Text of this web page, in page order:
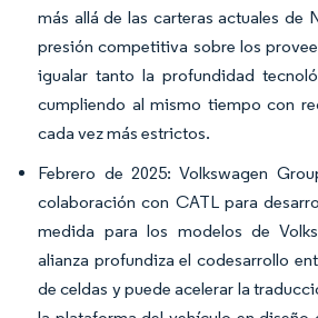
más allá de las carteras actuales de
presión competitiva sobre los
igualar tanto la profundidad
cumpliendo al mismo tiempo con
cada vez más estrictos.
Febrero de 2025: Volkswagen
colaboración con CATL para
medida para los modelos de
alianza profundiza el codesarrollo
de celdas y puede acelerar la